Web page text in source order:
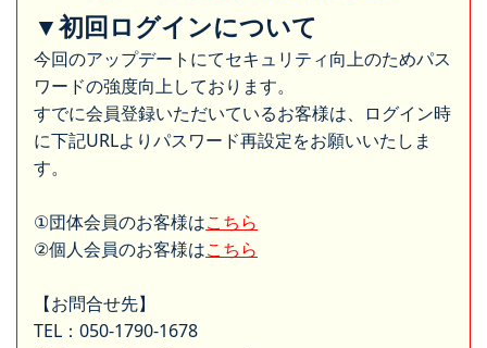
▼初回ログインについて
今回のアップデートにてセキュリティ向上のためパス
ワードの強度向上しております。
すでに会員登録いただいているお客様は、ログイン時
に下記URLよりパスワード再設定をお願いいたしま
す。
①団体会員のお客様はこちら
②個人会員のお客様はこちら
【お問合せ先】
TEL：050-1790-1678